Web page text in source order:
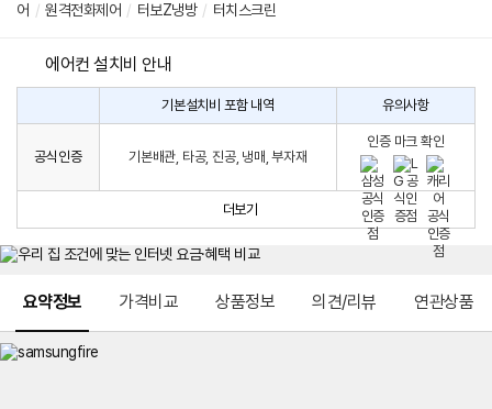
어 / 원격전화제어 / 터보Z냉방 / 터치스크린
에어컨 설치비 안내
구
시
생
는
치
비
컨
설
기본설치비 포함 내역 유의사항
공식인증 기본배관, 타공, 진공, 냉매, 부자재
인증 마크 확인
더보기
요약정보 가격비교 상품정보 의견/리뷰 연관상품